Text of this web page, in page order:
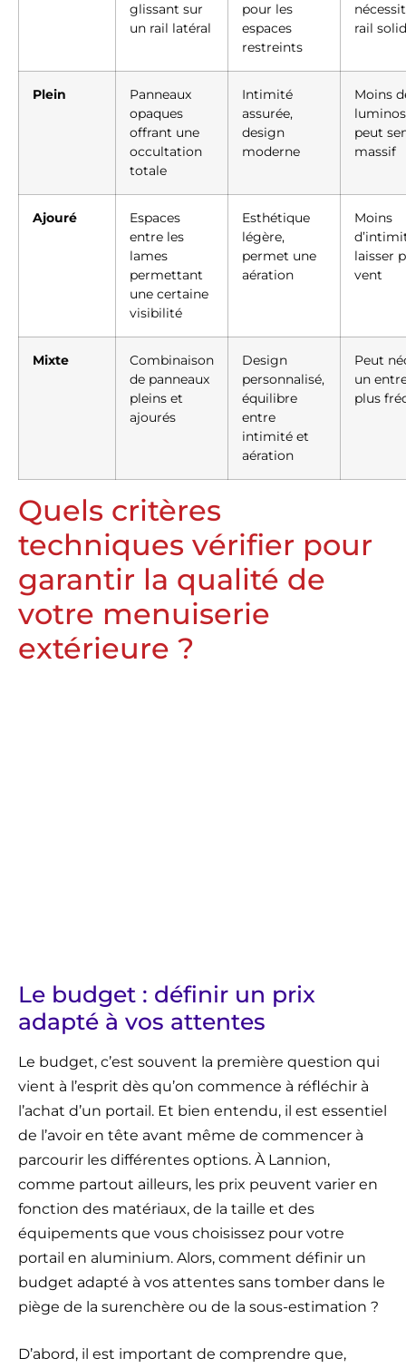
glissant sur
un rail latéral
pour les
espaces
restreints
rail
Plein
Panneaux
opaques
offrant une
occultation
totale
Intimité
assurée,
design
moderne
Moins
peut
massif
Ajouré
Espaces
entre les
lames
permettant
une certaine
visibilité
Esthétique
légère,
permet une
aération
Moins
laisser
vent
Mixte
Combinaison
de panneaux
pleins et
ajourés
Design
personnalisé,
équilibre
entre
intimité et
aération
Peut
un
plus
Quels critères
techniques vérifier pour
garantir la qualité de
votre menuiserie
extérieure ?
Le budget : définir un prix
adapté à vos attentes
Le budget, c’est souvent la première question qui
vient à l’esprit dès qu’on commence à réfléchir à
l’achat d’un portail. Et bien entendu, il est essentiel
de l’avoir en tête avant même de commencer à
parcourir les différentes options. À Lannion,
comme partout ailleurs, les prix peuvent varier en
fonction des matériaux, de la taille et des
équipements que vous choisissez pour votre
portail en aluminium. Alors, comment définir un
budget adapté à vos attentes sans tomber dans le
piège de la surenchère ou de la sous-estimation ?
D’abord, il est important de comprendre que,